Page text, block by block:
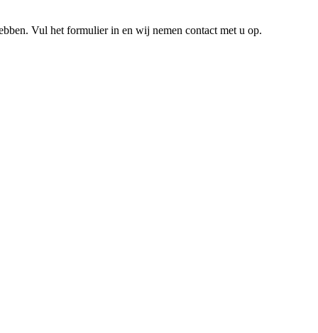
Vul het formulier in en wij nemen contact met u op.